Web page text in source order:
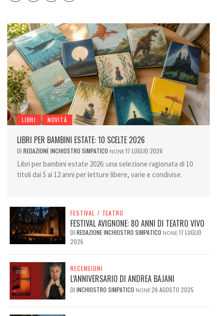
LIBRI NOVITÀ
LIBRI PER BAMBINI ESTATE: 10 SCELTE 2026
DI REDAZIONE INCHIOSTRO SIMPATICO NONE17 LUGLIO 2026
Libri per bambini estate 2026: una selezione ragionata di 10
titoli dai 5 ai 12 anni per letture libere, varie e condivise.
FESTIVAL / TEATRO
FESTIVAL AVIGNONE: 80 ANNI DI TEATRO VIVO
DI REDAZIONE INCHIOSTRO SIMPATICO NONE17 LUGLIO
2026
RECENSIONI
L’ANNIVERSARIO DI ANDREA BAJANI
DI INCHIOSTRO SIMPATICO NONE26 AGOSTO 2025